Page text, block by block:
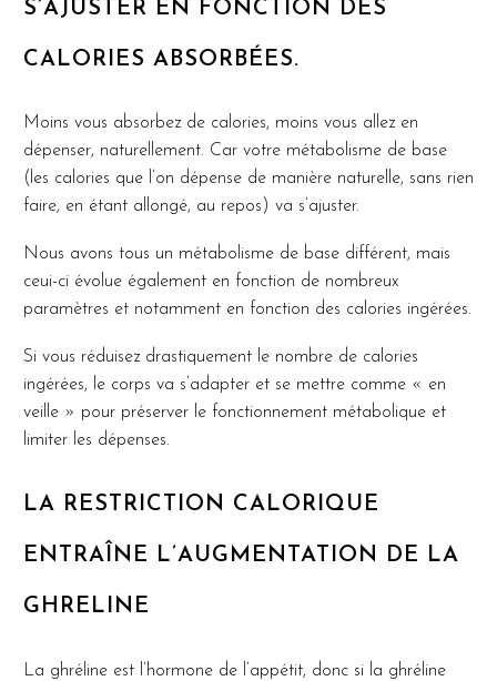
S’AJUSTER EN FONCTION DES
CALORIES ABSORBÉES.
Moins vous absorbez de calories, moins vous allez en
dépenser, naturellement. Car votre métabolisme de base
(les calories que l’on dépense de manière naturelle, sans rien
faire, en étant allongé, au repos) va s’ajuster.
Nous avons tous un métabolisme de base différent, mais
ceui-ci évolue également en fonction de nombreux
paramètres et notamment en fonction des calories ingérées.
Si vous réduisez drastiquement le nombre de calories
ingérées, le corps va s’adapter et se mettre comme « en
veille » pour préserver le fonctionnement métabolique et
limiter les dépenses.
LA RESTRICTION CALORIQUE
ENTRAÎNE L’AUGMENTATION DE LA
GHRELINE
La ghréline est l’hormone de l’appétit, donc si la ghréline